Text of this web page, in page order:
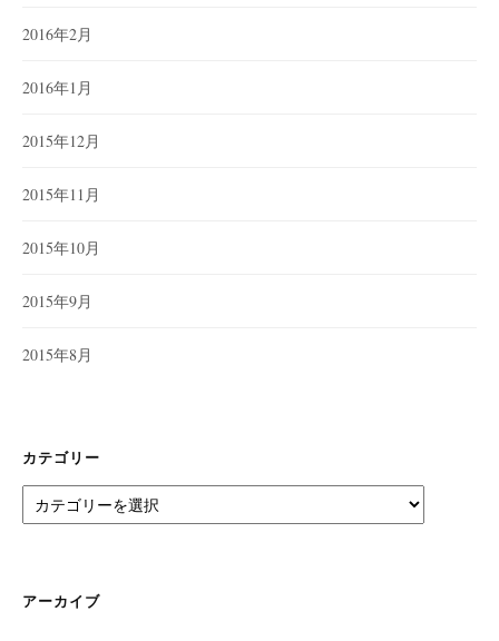
2016年2月
2016年1月
2015年12月
2015年11月
2015年10月
2015年9月
2015年8月
カテゴリー
テ
ー
アーカイブ